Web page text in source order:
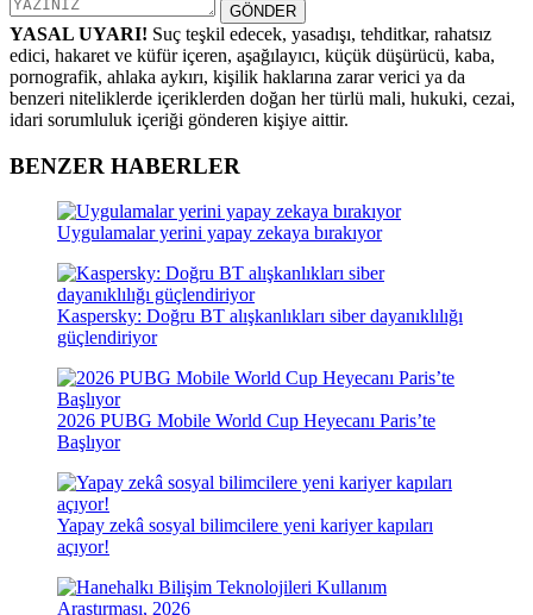
GÖNDER
YASAL UYARI! Suç teşkil edecek, yasadışı, tehditkar, rahatsız
edici, hakaret ve küfür içeren, aşağılayıcı, küçük düşürücü, kaba,
pornografik, ahlaka aykırı, kişilik haklarına zarar verici ya da
benzeri niteliklerde içeriklerden doğan her türlü mali, hukuki, cezai,
idari sorumluluk içeriği gönderen kişiye aittir.
BENZER HABERLER
Uygulamalar yerini yapay zekaya bırakıyor
Kaspersky: Doğru BT alışkanlıkları siber dayanıklılığı
güçlendiriyor
2026 PUBG Mobile World Cup Heyecanı Paris’te
Başlıyor
Yapay zekâ sosyal bilimcilere yeni kariyer kapıları
açıyor!